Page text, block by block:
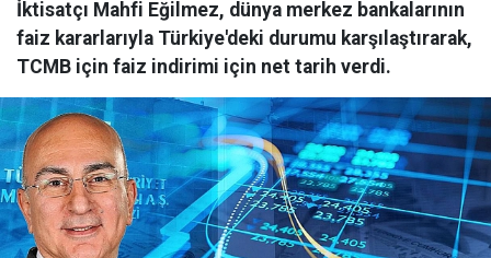
İktisatçı Mahfi Eğilmez, dünya merkez bankalarının
faiz kararlarıyla Türkiye'deki durumu karşılaştırarak,
TCMB için faiz indirimi için net tarih verdi.